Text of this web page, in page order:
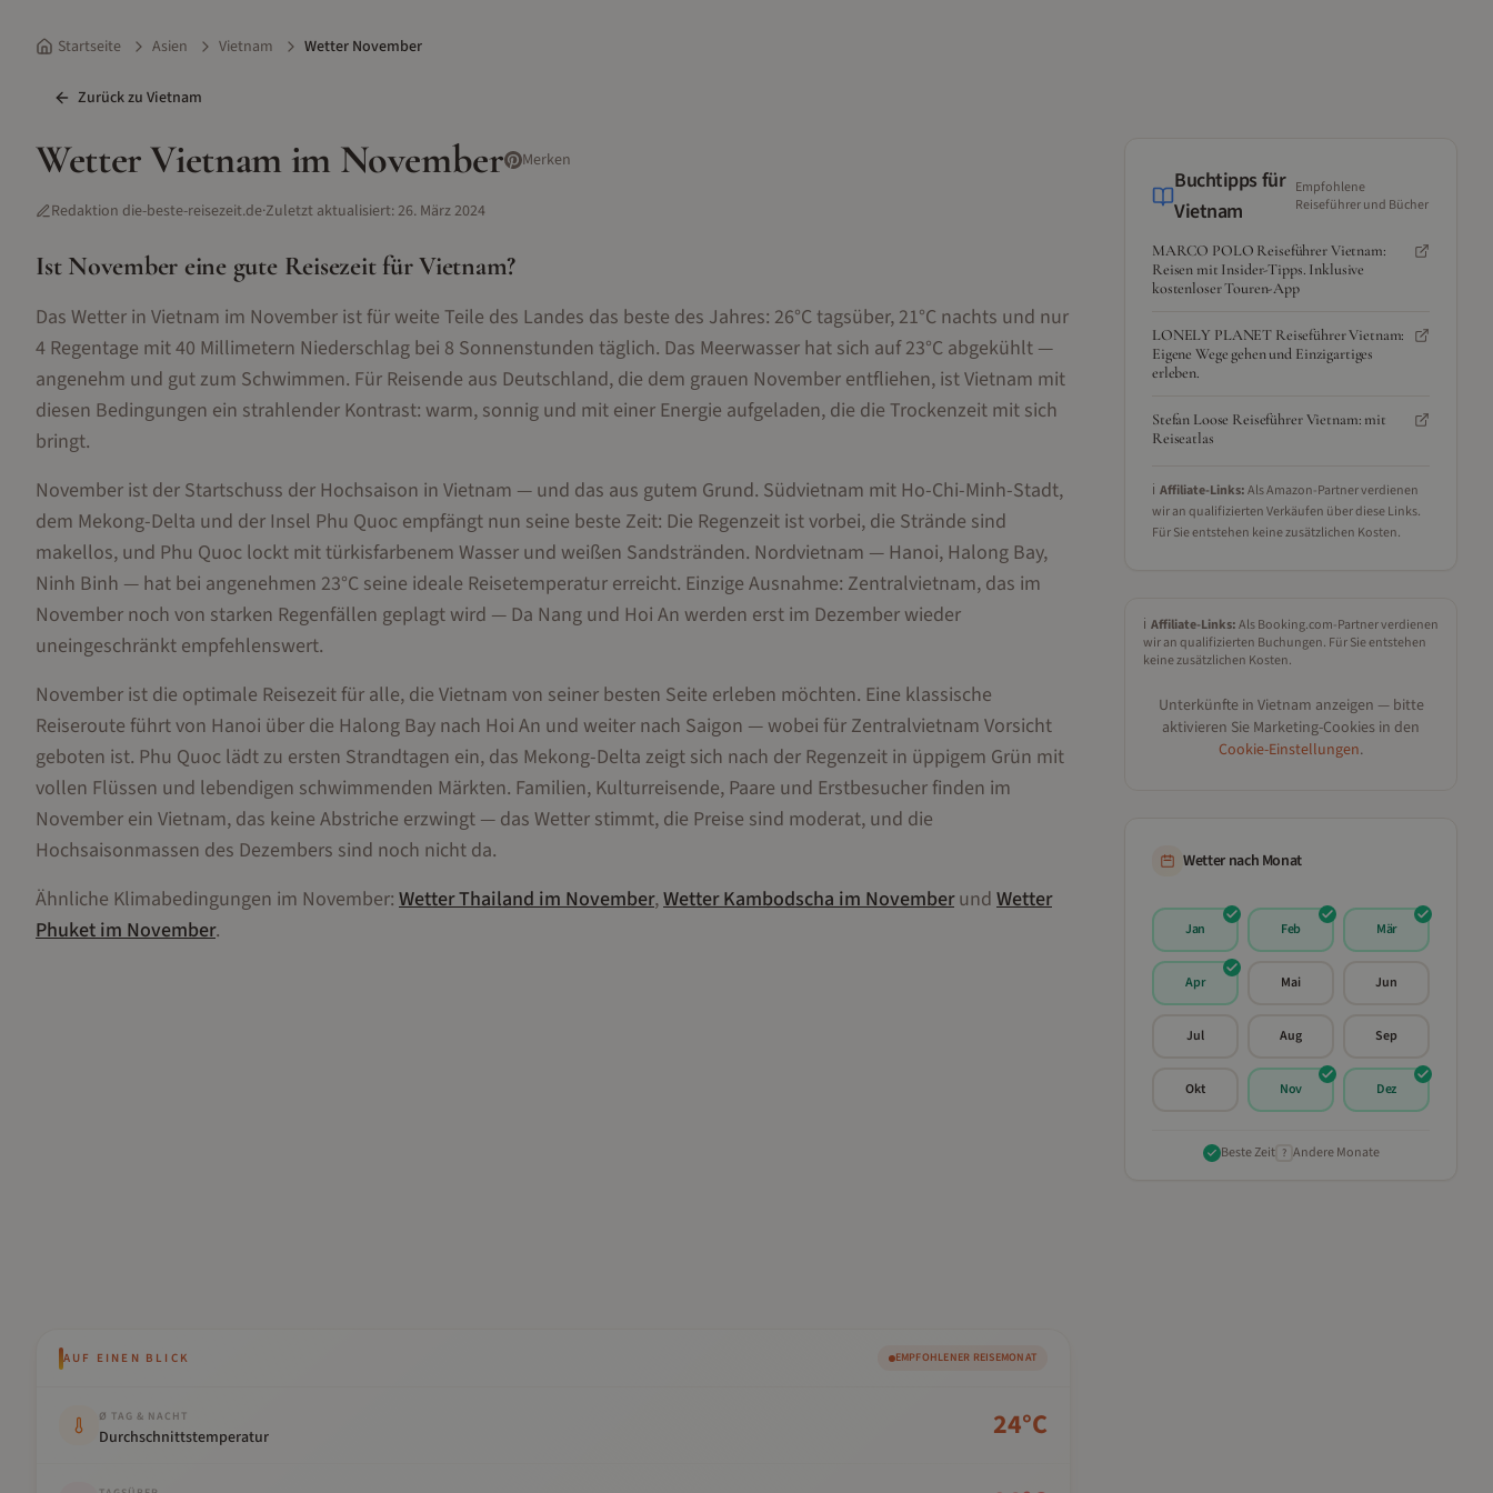
Startseite Asien Vietnam Wetter November
Zurück zu Vietnam
WetterVietnam im November Merken
Redaktion die-beste-reisezeit.de·Zuletzt aktualisiert:26. März 2024
Ist November eine gute Reisezeit fürVietnam?
Das Wetter in Vietnam im November ist für weite Teile des Landes das beste des Jahres: 26°C tagsüber, 21°C nachts und nur
4 Regentage mit 40 Millimetern Niederschlag bei 8 Sonnenstunden täglich. Das Meerwasser hat sich auf 23°C abgekühlt —
angenehm und gut zum Schwimmen. Für Reisende aus Deutschland, die dem grauen November entfliehen, ist Vietnam mit
diesen Bedingungen ein strahlender Kontrast: warm, sonnig und mit einer Energie aufgeladen, die die Trockenzeit mit sich
bringt.
November ist der Startschuss der Hochsaison in Vietnam — und das aus gutem Grund. Südvietnam mit Ho-Chi-Minh-Stadt,
dem Mekong-Delta und der Insel Phu Quoc empfängt nun seine beste Zeit: Die Regenzeit ist vorbei, die Strände sind
makellos, und Phu Quoc lockt mit türkisfarbenem Wasser und weißen Sandstränden. Nordvietnam — Hanoi, Halong Bay,
Ninh Binh — hat bei angenehmen 23°C seine ideale Reisetemperatur erreicht. Einzige Ausnahme: Zentralvietnam, das im
November noch von starken Regenfällen geplagt wird — Da Nang und Hoi An werden erst im Dezember wieder
uneingeschränkt empfehlenswert.
November ist die optimale Reisezeit für alle, die Vietnam von seiner besten Seite erleben möchten. Eine klassische
Reiseroute führt von Hanoi über die Halong Bay nach Hoi An und weiter nach Saigon — wobei für Zentralvietnam Vorsicht
geboten ist. Phu Quoc lädt zu ersten Strandtagen ein, das Mekong-Delta zeigt sich nach der Regenzeit in üppigem Grün mit
vollen Flüssen und lebendigen schwimmenden Märkten. Familien, Kulturreisende, Paare und Erstbesucher finden im
November ein Vietnam, das keine Abstriche erzwingt — das Wetter stimmt, die Preise sind moderat, und die
Hochsaisonmassen des Dezembers sind noch nicht da.
Ähnliche Klimabedingungen im November: WetterThailandimNovember,WetterKambodschaimNovemberund Wetter
PhuketimNovember.
AUF EINEN BLICK EMPFOHLENER REISEMONAT
Ø TAG & NACHT
Durchschnittstemperatur 24°C
Buchtipps für
Vietnam
Empfohlene
Reiseführer und Bücher
MARCO POLO Reiseführer Vietnam:
Reisen mit Insider-Tipps. Inklusive
kostenloser Touren-App
LONELY PLANET Reiseführer Vietnam:
Eigene Wege gehen und Einzigartiges
erleben.
Stefan Loose Reiseführer Vietnam: mit
Reiseatlas
ℹ️ Affiliate-Links:Als Amazon-Partner verdienen
wir an qualifizierten Verkäufen über diese Links.
Für Sie entstehen keine zusätzlichen Kosten.
ℹ️ Affiliate-Links:Als Booking.com-Partner verdienen
wir an qualifizierten Buchungen. Für Sie entstehen
keine zusätzlichen Kosten.
Unterkünfte in Vietnam anzeigen — bitte
aktivieren Sie Marketing-Cookies in den
Cookie-Einstellungen.
Wetter nach Monat
Jan Feb Mär
Apr Mai Jun
Jul Aug Sep
Okt Nov Dez
Beste Zeit ? Andere Monate